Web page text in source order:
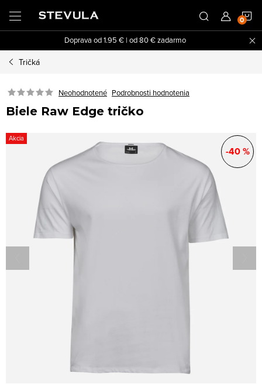
obsah
Doprava od 1.95 € | od 80 € zadarmo
Tričká
Neohodnotené Podrobnosti hodnotenia
Biele Raw Edge tričko
Akcia
-40 %